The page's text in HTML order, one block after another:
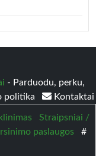
- Parduodu, perku,
politika Kontaktai
Straipsniai /
paslaugos #